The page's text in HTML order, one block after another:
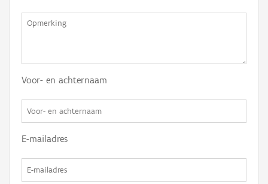
Voor- en achternaam
E-mailadres